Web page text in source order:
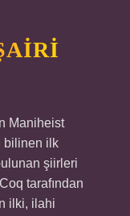
Maniheist
bilinen ilk
şiirleri
tarafından
ilki, ilahi